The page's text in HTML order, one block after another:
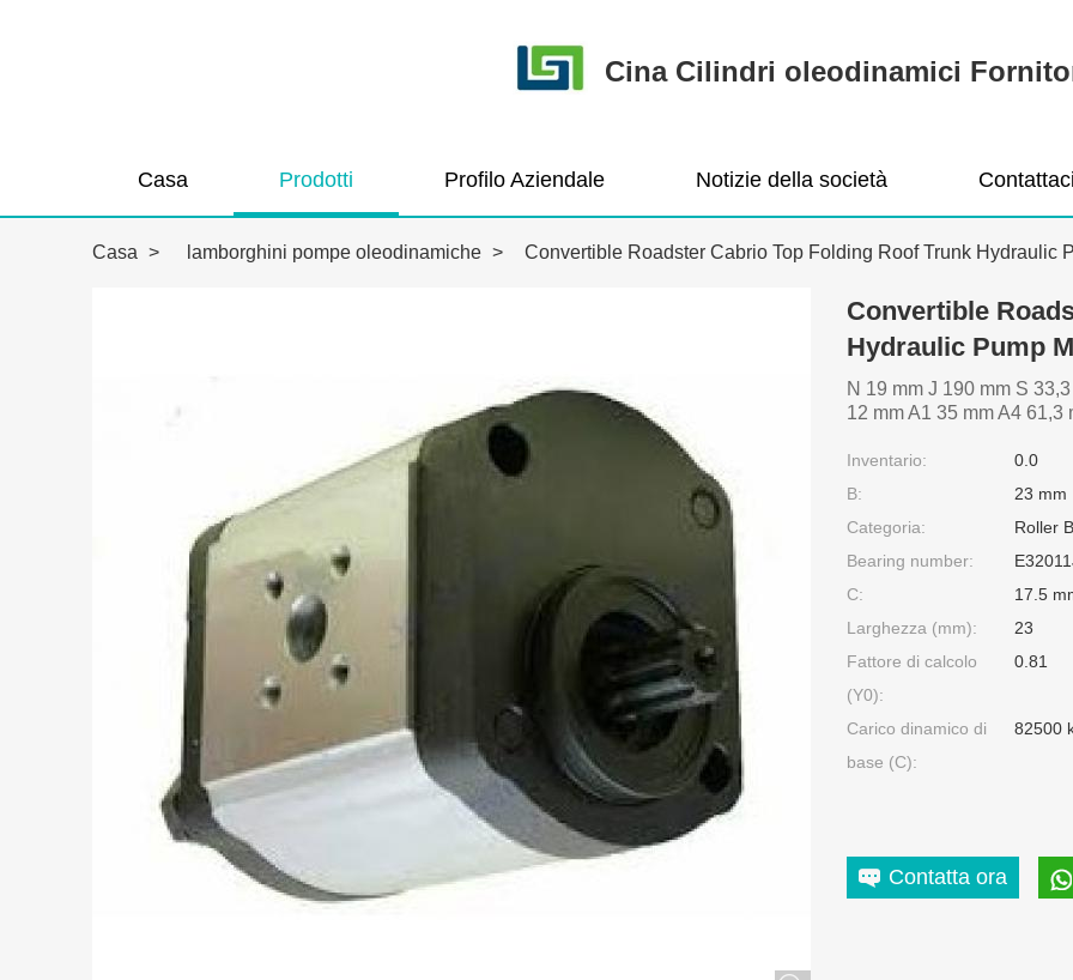
Cina Cilindri oleodinamici
Casa Prodotti Profilo Aziendale Notizie della società Contattaci
Casa > lamborghini pompe oleodinamiche > Convertible Roadster Cabrio Top Folding Roof Trunk Hydraulic
Convertible
Hydraulic Pump
N 19 mm J 190 mm S
12 mm A1 35 mm A4 61,3
Inventario:
0.0
B:
23 mm
Categoria:
Roller
Bearing number:
C:
17.5
Larghezza (mm):
23
Fattore di calcolo
(Y0):
0.81
Carico dinamico di
base (C):
82500
Contatta ora